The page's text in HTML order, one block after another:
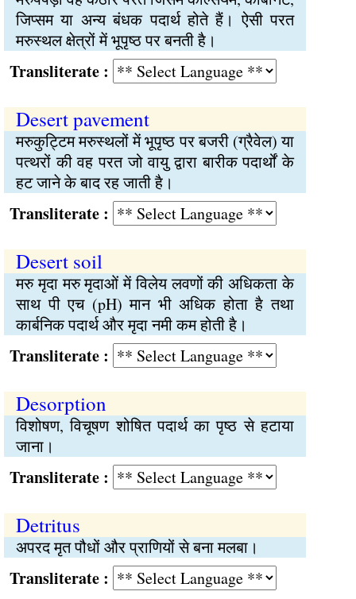
जिप्सम या अन्य बंधक पदार्थ होते हैं। ऐसी परत
मरुस्थल क्षेत्रों में भूपृष्‍ठ पर बनती है।
:
Desert pavement
मरुकुट्‍टिम मरुस्थलों में भूपृष्‍ठ पर बजरी (ग्रैवेल) या
पत्थरों की वह परत जो वायु द्वारा बारीक पदार्थों के
हट जाने के बाद रह जाती है।
:
Desert soil
मरु मृदा मरु मृदाओं में विलेय लवणों की अधिकता के
साथ पी एच (pH) मान भी अधिक होता है तथा
कार्बनिक पदार्थ और मृदा नमी कम होती है।
:
Desorption
विशोषण, विचूषण शोषित पदार्थ का पृष्‍ठ से हटाया
जाना।
:
Detritus
अपरद मृत पौधों और प्राणियों से बना मलबा।
: